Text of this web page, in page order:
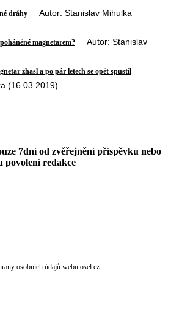
dráhy Autor: Stanislav Mihulka
magnetarem? Autor: Stanislav
zhasl a po pár letech se opět spustil
(16.03.2019)
7dní od zvěřejnění příspěvku nebo
povolení redakce
osobních údajů webu osel.cz